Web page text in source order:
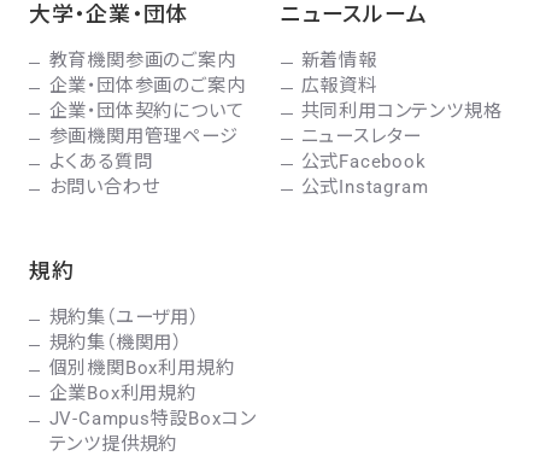
大学・企業・団体
教育機関参画のご案内
企業・団体参画のご案内
企業・団体契約について
参画機関用管理ページ
よくある質問
お問い合わせ
ニュースルーム
新着情報
広報資料
共同利用コンテンツ規格
ニュースレター
公式Facebook
公式Instagram
規約
規約集（ユーザ用）
規約集（機関用）
個別機関Box利用規約
企業Box利用規約
JV-Campus特設Boxコン
テンツ提供規約